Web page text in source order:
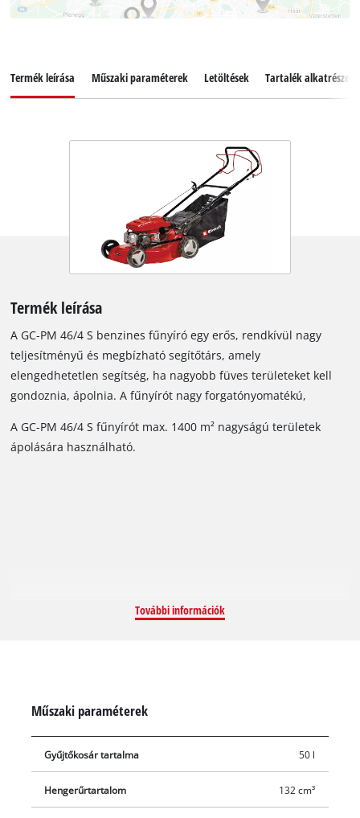
Termék leírása Műszaki paraméterek Letöltések Tartalék alkatrészek
Termék leírása
A GC-PM 46/4 S benzines fűnyíró egy erős, rendkívül nagy
teljesítményű és megbízható segítőtárs, amely
elengedhetetlen segítség, ha nagyobb füves területeket kell
gondoznia, ápolnia. A fűnyírót nagy forgatónyomatékú,
hátsókerék-meghajtás pedig minden terepen megkönnyíti a
fűnyírást. A kilencfokozatú központi magasságállítás
elegendő hely a levágott fűnek; még akkor is, ha nagyobb
A GC-PM 46/4 S fűnyírót max. 1400 m² nagyságú területek
ápolására használható.
További információk
Műszaki paraméterek
Gyűjtőkosár tartalma 50 l
Hengerűrtartalom 132 cm³